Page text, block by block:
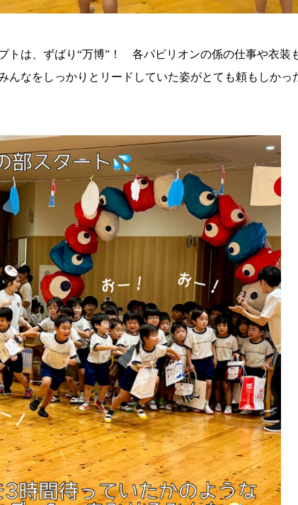
トは、ずばり“万博”！ 各パビリオンの係の仕事や衣装
んなをしっかりとリードしていた姿がとても頼もしかっ